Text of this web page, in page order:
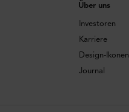
Über uns
Investoren
Karriere
Design-Ikonen
Journal